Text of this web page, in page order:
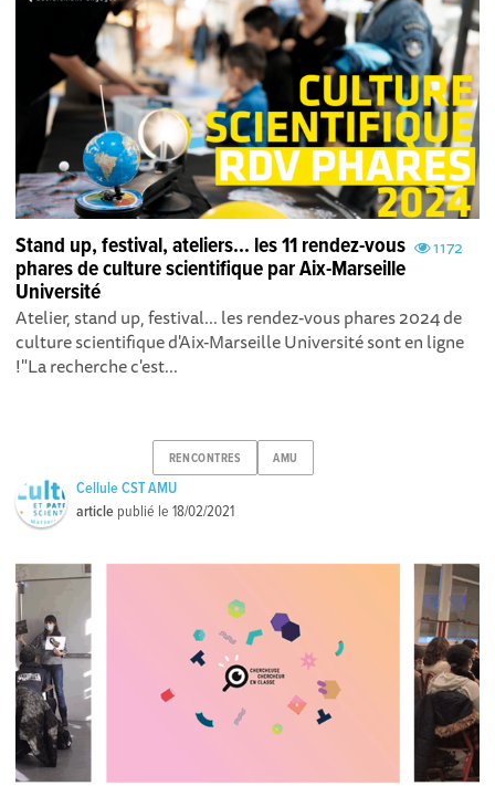
1172
Stand up, festival, ateliers... les 11 rendez-vous
phares de culture scientifique par Aix-Marseille
Université
Atelier, stand up, festival... les rendez-vous phares 2024 de
culture scientifique d'Aix-Marseille Université sont en ligne
!"La recherche c'est...
RENCONTRES AMU
Cellule CST AMU
article publié le18/02/2021